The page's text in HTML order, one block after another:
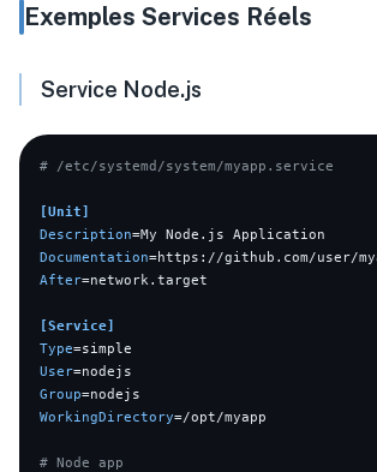
Exemples Services Réels
Service Node.js
# /etc/systemd/system/myapp.service
[Unit]
Description
Documentation
After=network.target
[Service]
Type
User
Group
WorkingDirectory=/opt/myapp
# Node app